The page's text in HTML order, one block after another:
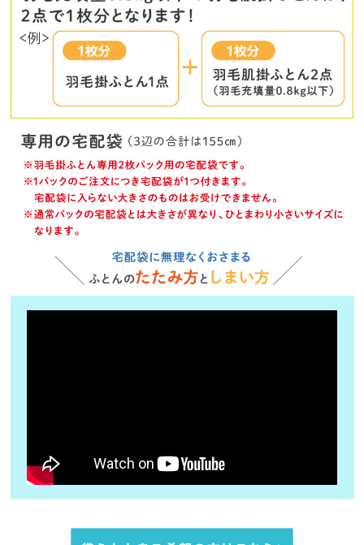
との併用はできません。一部のみの保管および返却はできません。
【羽毛ダメージケア加工】※保管と合わせてご注文ください。
・羽毛ふとん限定のオプションで作業時間を要するため「保管」と一緒に
ご注文をお願いします。
・羽毛は長年の使用でつぶれ・へたり(劣化)が発生して「保温・保湿性」
「軽やかさ」が失われます。
・「アンチエイジングPLUS+」は肌にやさしい化粧品原料のNanoタンパク
を羽毛の表面ではなく、内部に浸透させて 羽毛本来の「暖かさ」「寿命」
を延ばすことが期待できる新しい技術です。使用する原料はラクナ油脂(株)
製の「アンチエイジングPLUS+」です。
・ベストな状態を維持するので、ふとんの寿命を延ばすことで廃棄のタイ
ミングも遅らせることができ、環境にも優しい技術です。
1.シルク・麻・毛皮・皮革製品等受付できない製品もあります。
2.ふとん生地の中には色落ちするものがあります。多少のにじみ、色あせ、
縮みはご容赦ください。
3.生地自体の黄ばみ(変色)、カビや古いシミ、汚れは取りきれません。
4.生地の状態によっては破れが発生したり、ほころび、擦り切れが大きくな
ることがあります。
5.キルトを圧着したタイプ(ノンキルト)の羽毛ふとんはキルトがはがれる恐